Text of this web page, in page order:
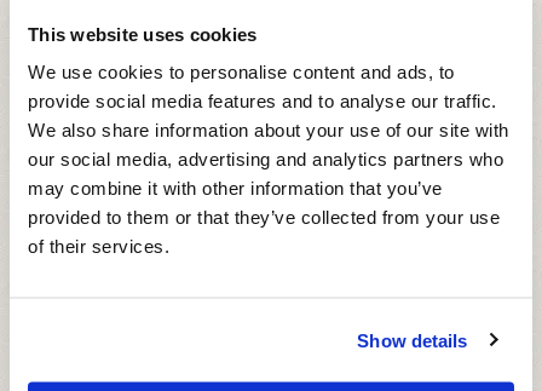
This website uses cookies
We use cookies to personalise content and ads, to
provide social media features and to analyse our traffic.
We also share information about your use of our site with
our social media, advertising and analytics partners who
may combine it with other information that you’ve
provided to them or that they’ve collected from your use
of their services.
Show details
Anlagenfahrer
Werneuchen und Zörbig
Sales Manager B2C
Zörbig